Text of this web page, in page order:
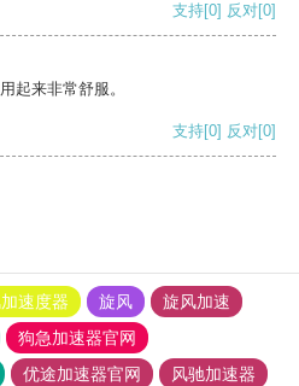
支持[0] 反对[0]
起来非常舒服。
支持[0] 反对[0]
速度器 旋风
旋风加速
狗急加速器官网
优途加速器官网
风驰加速器